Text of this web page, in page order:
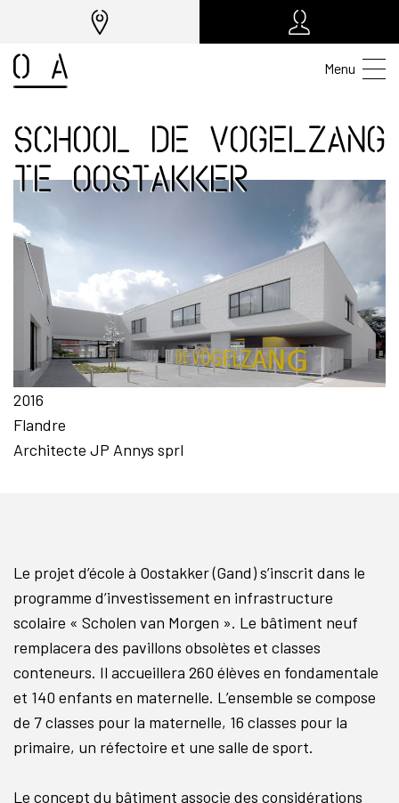
Menu
School de Vogelzang
te Oostakker
2016
Flandre
Architecte JP Annys sprl
Le projet d’école à Oostakker (Gand) s’inscrit dans le
programme d’investissement en infrastructure
scolaire « Scholen van Morgen ». Le bâtiment neuf
remplacera des pavillons obsolètes et classes
conteneurs. Il accueillera 260 élèves en fondamentale
et 140 enfants en maternelle. L’ensemble se compose
de 7 classes pour la maternelle, 16 classes pour la
primaire, un réfectoire et une salle de sport.
Le concept du bâtiment associe des considérations